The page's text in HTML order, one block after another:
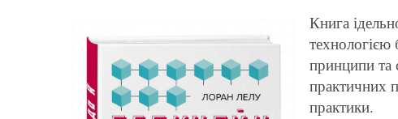
Книга
принципи та
практичних
практики.